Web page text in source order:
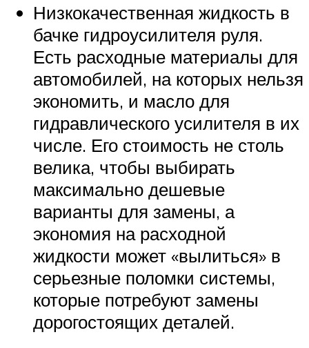
Низкокачественная жидкость в
бачке гидроусилителя руля.
Есть расходные материалы для
автомобилей, на которых нельзя
экономить, и масло для
гидравлического усилителя в их
числе. Его стоимость не столь
велика, чтобы выбирать
максимально дешевые
варианты для замены, а
экономия на расходной
жидкости может «вылиться» в
серьезные поломки системы,
которые потребуют замены
дорогостоящих деталей.